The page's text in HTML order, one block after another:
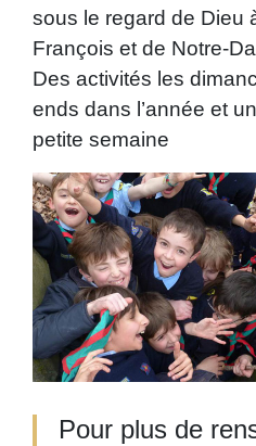
sous le regard de Dieu
François et de Notre-
Des activités les
ends dans l’année et
petite semaine
Pour plus de